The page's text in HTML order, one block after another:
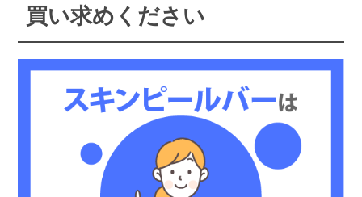
買い求めください